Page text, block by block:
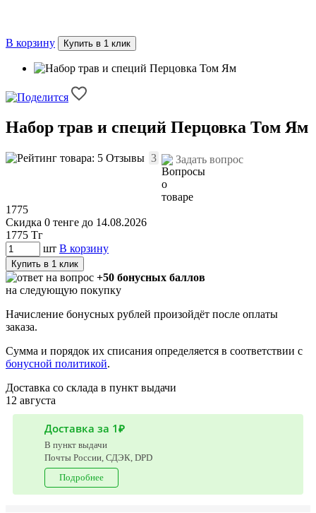
В корзину Купить в 1 клик
Набор трав и специй Перцовка Том Ям
Отзывы 3 Задать вопрос
1775
Скидка 0 тенге до 14.08.2026
1775 Тг
шт В корзину
Купить в 1 клик
+50 бонусных баллов
на следующую покупку
Начисление бонусных рублей произойдёт после оплаты
заказа.
Сумма и порядок их списания определяется в соответствии с
бонусной политикой.
Доставка со склада в пункт выдачи
12 августа
Доставка за 1₽
В пункт выдачи
Почты России, СДЭК, DPD
Подробнее